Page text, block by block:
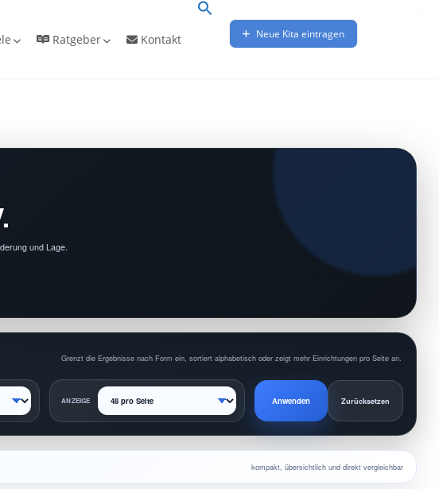
Ratgeber Kontakt Neue Kita eintragen
und Lage.
Grenzt die Ergebnisse nach Form ein, sortiert alphabetisch oder zeigt mehr Einrichtungen pro Seite an.
ANZEIGE Anwenden Zurücksetzen
kompakt, übersichtlich und direkt vergleichbar